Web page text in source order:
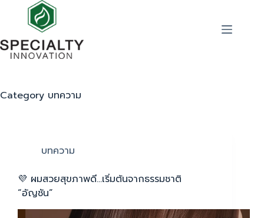
Category บทความ
บทความ
💜 ผมสวยสุขภาพดี…เริ่มต้นจากธรรมชาติ
“อัญชัน”